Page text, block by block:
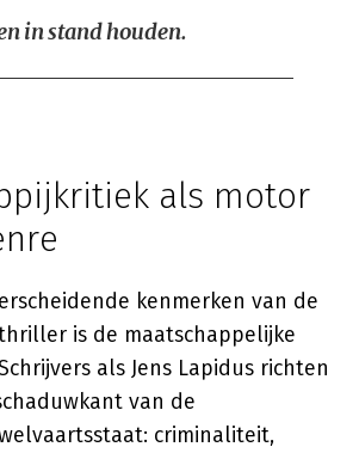
in stand houden.
als motor
kenmerken van de
is de maatschappelijke
als Jens Lapidus richten
van de
criminaliteit,